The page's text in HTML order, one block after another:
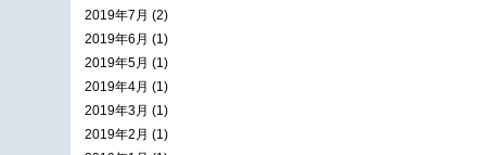
2019年7月 (2)
2019年6月 (1)
2019年5月 (1)
2019年4月 (1)
2019年3月 (1)
2019年2月 (1)